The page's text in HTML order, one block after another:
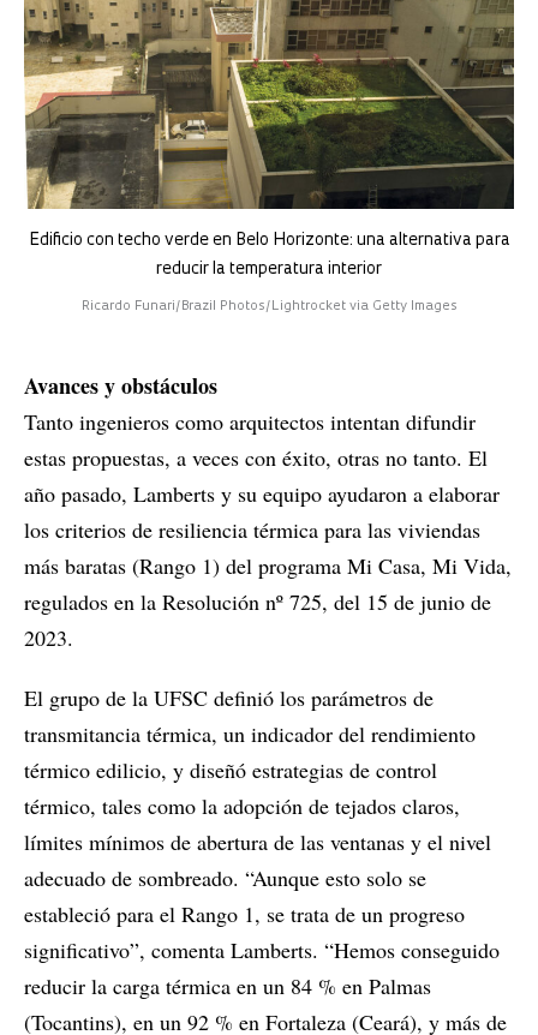
Edificio con techo verde en Belo Horizonte: una alternativa para
reducir la temperatura interior
Ricardo Funari/Brazil Photos/Lightrocket via Getty Images
Avances y obstáculos
Tanto ingenieros como arquitectos intentan difundir
estas propuestas, a veces con éxito, otras no tanto. El
año pasado, Lamberts y su equipo ayudaron a elaborar
los criterios de resiliencia térmica para las viviendas
más baratas (Rango 1) del programa Mi Casa, Mi Vida,
regulados en la Resolución nº 725, del 15 de junio de
2023.
El grupo de la UFSC definió los parámetros de
transmitancia térmica, un indicador del rendimiento
térmico edilicio, y diseñó estrategias de control
térmico, tales como la adopción de tejados claros,
límites mínimos de abertura de las ventanas y el nivel
adecuado de sombreado. “Aunque esto solo se
estableció para el Rango 1, se trata de un progreso
significativo”, comenta Lamberts. “Hemos conseguido
reducir la carga térmica en un 84 % en Palmas
(Tocantins), en un 92 % en Fortaleza (Ceará), y más de